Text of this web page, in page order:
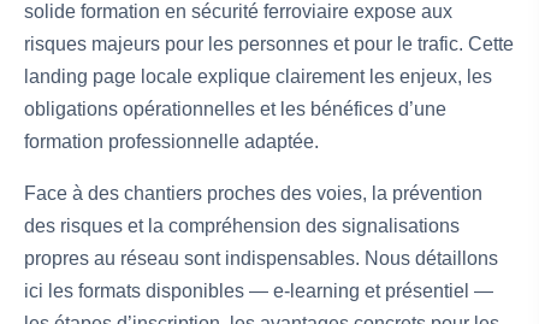
solide formation en sécurité ferroviaire expose aux
risques majeurs pour les personnes et pour le trafic. Cette
landing page locale explique clairement les enjeux, les
obligations opérationnelles et les bénéfices d’une
formation professionnelle adaptée.
Face à des chantiers proches des voies, la prévention
des risques et la compréhension des signalisations
propres au réseau sont indispensables. Nous détaillons
ici les formats disponibles — e-learning et présentiel —